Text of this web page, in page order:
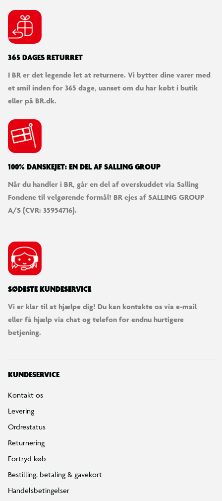
Mål: 25,4 × 25,4 × 11,5 cm
Vægt: 668 g
365 DAGES RETURRET
I BR er det legende let at returnere. Vi bytter dine varer med
et smil inden for 365 dage, uanset om du har købt i butik
eller på BR.dk.
100% DANSKEJET: EN DEL AF SALLING GROUP
Når du handler i BR, går en del af overskuddet via Salling
Fondene til velgørende formål! BR ejes af SALLING GROUP
A/S (CVR: 35954716).
SØDESTE KUNDESERVICE
Vi er klar til at hjælpe dig! Du kan kontakte os via e-mail
eller få hjælp via chat og telefon for endnu hurtigere
betjening.
KUNDESERVICE
Kontakt os
Levering
Ordrestatus
Returnering
Fortryd køb
Bestilling, betaling & gavekort
Handelsbetingelser